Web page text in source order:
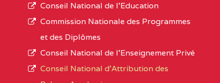
Région Noms
ADAMAOUA
INSTITUT POLYVALENT
PINTADES BP :
1950 établissements publics
895 CES dont 86 Bilingues
1055 Lycées dont 351 Bilingues
72 établissements avec section bilingue
Conseil National de l’Education
Commission Nationale des Programmes
et des Diplômes
Conseil National de l’Enseignement Privé
Conseil National d'Attribution des